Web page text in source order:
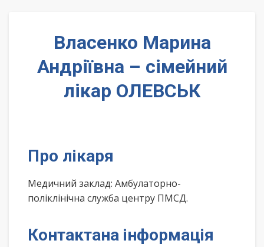
Власенко Марина
Андріївна – сімейний
лікар ОЛЕВСЬК
Про лікаря
Медичний заклад: Амбулаторно-
поліклінічна служба центру ПМСД.
Контактана інформація